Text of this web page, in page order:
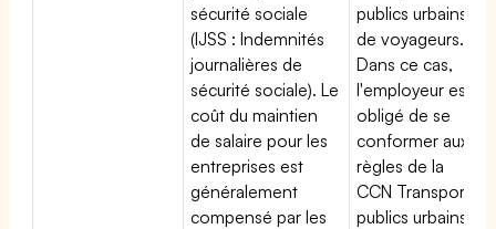
sécurité sociale
(IJSS : Indemnités
journalières de
sécurité sociale). Le
coût du maintien
de salaire pour les
entreprises est
généralement
compensé par les
publics urbains
de voyageurs.
Dans ce cas,
l'employeur est
obligé de se
conformer aux
règles de la
CCN Transports
publics urbains